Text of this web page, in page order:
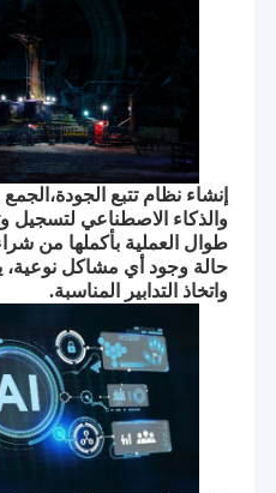
إنشاء نظام تتبع
والذكاء الاصطناعي لتسجيل
طوال العملية بأكملها من
حالة وجود أي مشاكل
واتخاذ التدابير المناسبة.